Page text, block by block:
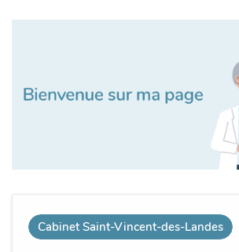
Cabinet Saint-Vincent-des-Landes